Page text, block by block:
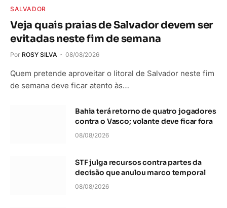
SALVADOR
Veja quais praias de Salvador devem ser
evitadas neste fim de semana
Por ROSY SILVA 08/08/2026
Quem pretende aproveitar o litoral de Salvador neste fim
de semana deve ficar atento às…
Bahia terá retorno de quatro jogadores
contra o Vasco; volante deve ficar fora
08/08/2026
STF julga recursos contra partes da
decisão que anulou marco temporal
08/08/2026